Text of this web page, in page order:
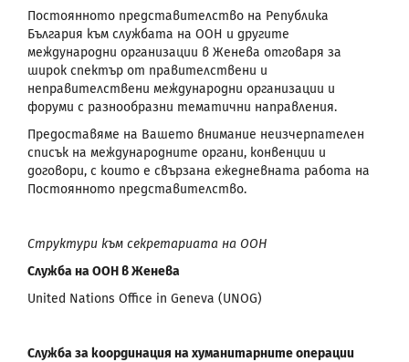
Постоянното представителство на Република
България към службата на ООН и другите
международни организации в Женева отговаря за
широк спектър от правителствени и
неправителствени международни организации и
форуми с разнообразни тематични направления.
Предоставяме на Вашето внимание неизчерпателен
списък на международните органи, конвенции и
договори, с които е свързана ежедневната работа на
Постоянното представителство.
Структури към секретариата на ООН
Служба на ООН в Женева
United Nations Office in Geneva (UNOG)
Служба за координация на хуманитарните операции